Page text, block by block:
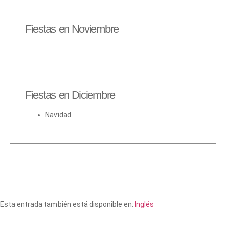
Fiestas en Noviembre
Fiestas en Diciembre
Navidad
Esta entrada también está disponible en: Inglés